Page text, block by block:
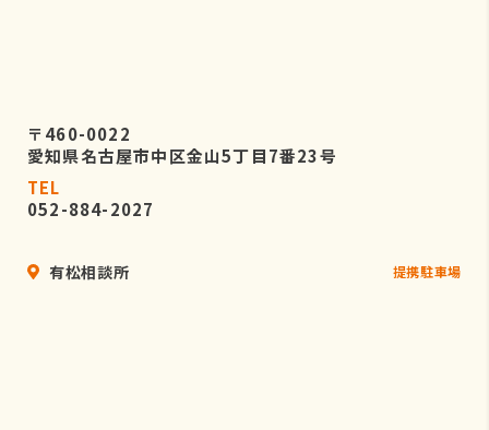
〒460-0022
愛知県名古屋市中区金山5丁目7番23号
TEL
052-884-2027
有松相談所 提携駐車場